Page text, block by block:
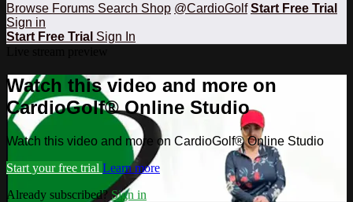
Browse Forums Search Shop @CardioGolf Start Free Trial
Sign in
Start Free Trial Sign In
Watch this video and more on
CardioGolf® Online Studio
Watch this video and more on CardioGolf® Online Studio
Start your free trial Learn more
Already subscribed? Sign in